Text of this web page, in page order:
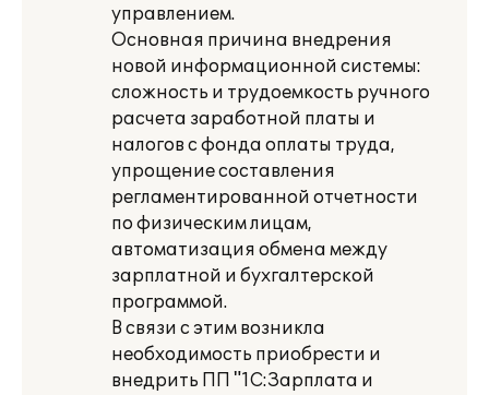
управлением.
Основная причина внедрения
новой информационной системы:
сложность и трудоемкость ручного
расчета заработной платы и
налогов с фонда оплаты труда,
упрощение составления
регламентированной отчетности
по физическим лицам,
автоматизация обмена между
зарплатной и бухгалтерской
программой.
В связи с этим возникла
необходимость приобрести и
внедрить ПП "1С:Зарплата и